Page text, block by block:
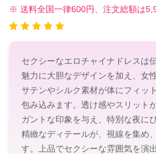
※ 送料全国一律600円、注文総額は
セクシーなエロチャイナドレスは
魅力に大胆なデザインを加え、女
サテンやシルク素材が体にフィッ
包み込みます。透け感やスリット
ガントな印象を与え、特別な夜に
精緻なディテールが、視線を集め
す。上品でセクシーな雰囲気を演